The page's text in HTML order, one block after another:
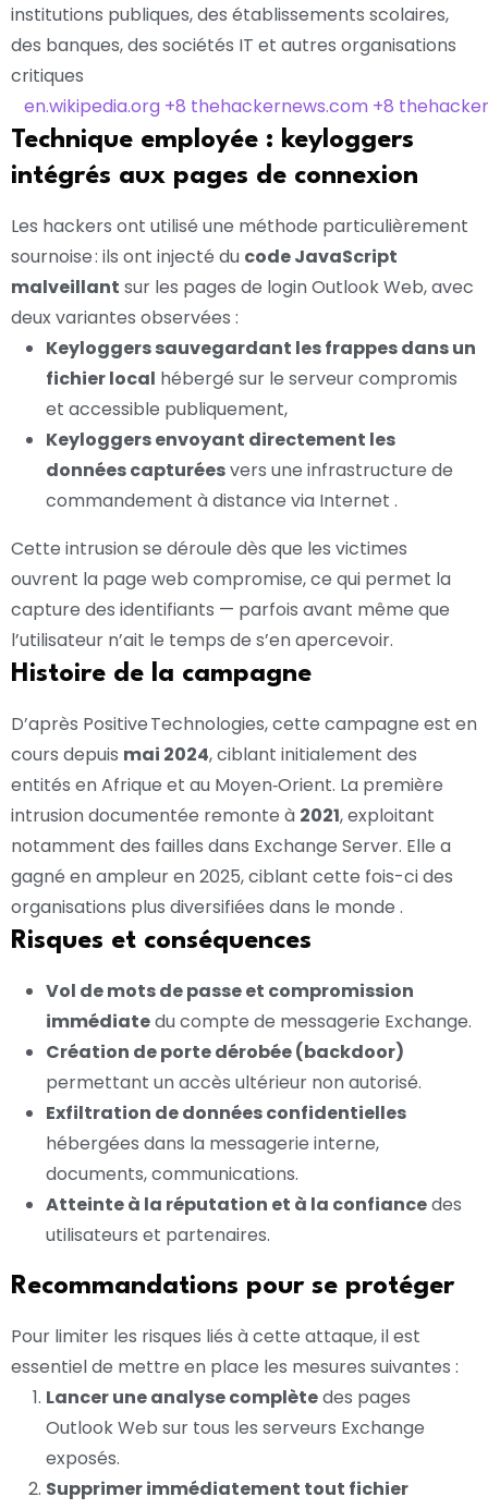
institutions publiques, des établissements scolaires,
des banques, des sociétés IT et autres organisations
critiques
en.wikipedia.org +8 thehackernews.com +8
Technique employée : keyloggers
intégrés aux pages de connexion
Les hackers ont utilisé une méthode particulièrement
sournoise : ils ont injecté du code JavaScript
malveillant sur les pages de login Outlook Web, avec
deux variantes observées :
Keyloggers sauvegardant les frappes dans un
fichier local hébergé sur le serveur compromis
et accessible publiquement,
Keyloggers envoyant directement les
données capturéesvers une infrastructure de
commandement à distance via Internet .
Cette intrusion se déroule dès que les victimes
ouvrent la page web compromise, ce qui permet la
capture des identifiants — parfois avant même que
l’utilisateur n’ait le temps de s’en apercevoir.
Histoire de la campagne
D’après Positive Technologies, cette campagne est en
cours depuis mai 2024, ciblant initialement des
entités en Afrique et au Moyen‑Orient. La première
intrusion documentée remonte à 2021, exploitant
notamment des failles dans Exchange Server. Elle a
gagné en ampleur en 2025, ciblant cette fois-ci des
organisations plus diversifiées dans le monde .
Risques et conséquences
Vol de mots de passe et compromission
immédiatedu compte de messagerie Exchange.
Création de porte dérobée (backdoor)
permettant un accès ultérieur non autorisé.
Exfiltration de données confidentielles
hébergées dans la messagerie interne,
documents, communications.
Atteinte à la réputation et à la confiancedes
utilisateurs et partenaires.
Recommandations pour se protéger
Pour limiter les risques liés à cette attaque, il est
essentiel de mettre en place les mesures suivantes :
Lancer une analyse complètedes pages
Outlook Web sur tous les serveurs Exchange
exposés.
Supprimer immédiatement tout fichier